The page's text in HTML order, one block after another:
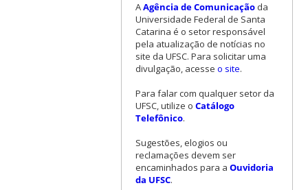
AAgência de Comunicaçãoda
Universidade Federal de Santa
Catarina é o setor responsável
pela atualização de notícias no
site da UFSC. Para solicitar uma
divulgação, acesse o site.
Para falar com qualquer setor da
UFSC, utilize o Catálogo
Telefônico.
Sugestões, elogios ou
reclamações devem ser
encaminhados para a Ouvidoria
da UFSC.